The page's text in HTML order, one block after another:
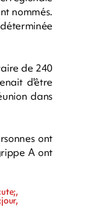
nommés.
de 240
d'être
dans
ont
A ont